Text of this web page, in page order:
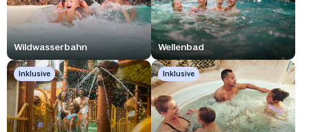
Wildwasserbahn Wellenbad
Inklusive Inklusive